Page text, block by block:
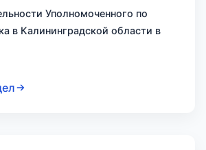
Уполномоченного по
в Калининградской области в